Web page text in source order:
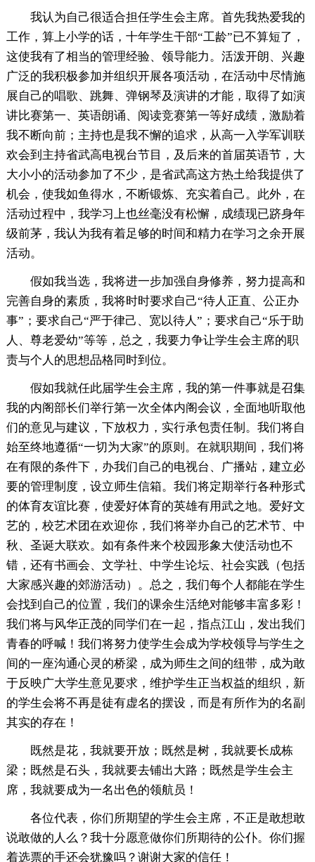
我认为自己很适合担任学生会主席。首先我热爱我的
工作，算上小学的话，十年学生干部“工龄”已不算短了，
这使我有了相当的管理经验、领导能力。活泼开朗、兴趣
广泛的我积极参加并组织开展各项活动，在活动中尽情施
展自己的唱歌、跳舞、弹钢琴及演讲的才能，取得了如演
讲比赛第一、英语朗诵、阅读竞赛第一等好成绩，激励着
我不断向前；主持也是我不懈的追求，从高一入学军训联
欢会到主持省武高电视台节目，及后来的首届英语节，大
大小小的活动参加了不少，是省武高这方热土给我提供了
机会，使我如鱼得水，不断锻炼、充实着自己。此外，在
活动过程中，我学习上也丝毫没有松懈，成绩现已跻身年
级前茅，我认为我有着足够的时间和精力在学习之余开展
活动。
假如我当选，我将进一步加强自身修养，努力提高和
完善自身的素质，我将时时要求自己“待人正直、公正办
事”；要求自己“严于律己、宽以待人”；要求自己“乐于助
人、尊老爱幼”等等，总之，我要力争让学生会主席的职
责与个人的思想品格同时到位。
假如我就任此届学生会主席，我的第一件事就是召集
我的内阁部长们举行第一次全体内阁会议，全面地听取他
们的意见与建议，下放权力，实行承包责任制。我们将自
始至终地遵循“一切为大家”的原则。在就职期间，我们将
在有限的条件下，办我们自己的电视台、广播站，建立必
要的管理制度，设立师生信箱。我们将定期举行各种形式
的体育友谊比赛，使爱好体育的英雄有用武之地。爱好文
艺的，校艺术团在欢迎你，我们将举办自己的艺术节、中
秋、圣诞大联欢。如有条件来个校园形象大使活动也不
错，还有书画会、文学社、中学生论坛、社会实践（包括
大家感兴趣的郊游活动）。总之，我们每个人都能在学生
会找到自己的位置，我们的课余生活绝对能够丰富多彩！
我们将与风华正茂的同学们在一起，指点江山，发出我们
青春的呼喊！我们将努力使学生会成为学校领导与学生之
间的一座沟通心灵的桥梁，成为师生之间的纽带，成为敢
于反映广大学生意见要求，维护学生正当权益的组织，新
的学生会将不再是徒有虚名的摆设，而是有所作为的名副
其实的存在！
既然是花，我就要开放；既然是树，我就要长成栋
梁；既然是石头，我就要去铺出大路；既然是学生会主
席，我就要成为一名出色的领航员！
各位代表，你们所期望的学生会主席，不正是敢想敢
说敢做的人么？我十分愿意做你们所期待的公仆。你们握
着选票的手还会犹豫吗？谢谢大家的信任！